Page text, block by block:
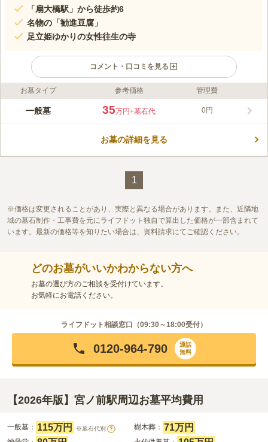
「扇大橋駅」から徒歩約6
名物の「勧進豆腐」
足立姫ゆかりの女性往生の寺
コメント・口コミを見る
ライフドット編集部のコメント
日暮里・舎人ライナー「扇大橋駅」から徒歩6分、駅からは電柱
アクセス良好です。 性翁寺の名物には「勧進豆腐」があり、こ
この霊園はまだ誰からも評価されていません。
お墓タイプ 参考価格 管理費
一般墓 35万円+墓石代 0円
お墓の詳細を見る
1
価格は変更されることがあり、実際と異なる場合があります。また、近隣地
域の墓石制作・工事費を元にライフドット独自で算出した価格が一部含まれて
います。最新の価格等を知りたい場合は、資料請求にてご確認ください。
どのお墓がいいかわからない方へ
お墓の選び方のご相談を受付けています。
お気軽にお電話ください。
ライフドット相談窓口（09:30～18:00受付）
0120-964-790
通話
無料
【2026年版】宮ノ前駅周辺お墓平均費用
一般墓： 115万円 ※墓石代別 ? 樹木葬： 71万円